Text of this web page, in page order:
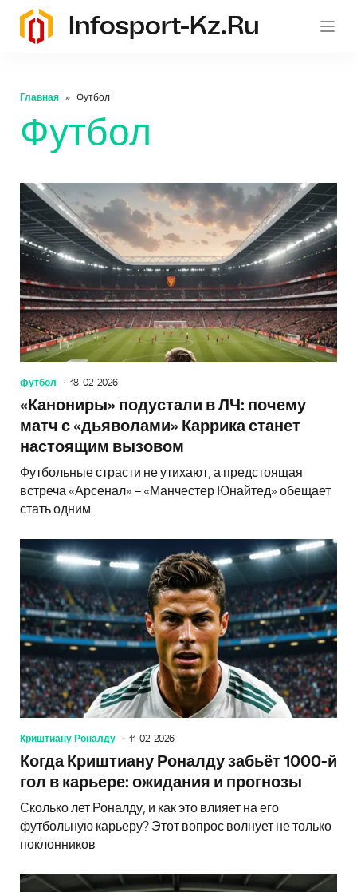
Infosport-Kz.ru
Главная Футбол
Футбол
футбол 18-02-2026
«Канониры» подустали в ЛЧ: почему
матч с «дьяволами» Каррика станет
настоящим вызовом
Футбольные страсти не утихают, а предстоящая
встреча «Арсенал» – «Манчестер Юнайтед» обещает
стать одним
Криштиану Роналду 11-02-2026
Когда Криштиану Роналду забьёт 1000-й
гол в карьере: ожидания и прогнозы
Сколько лет Роналду, и как это влияет на его
футбольную карьеру? Этот вопрос волнует не только
поклонников